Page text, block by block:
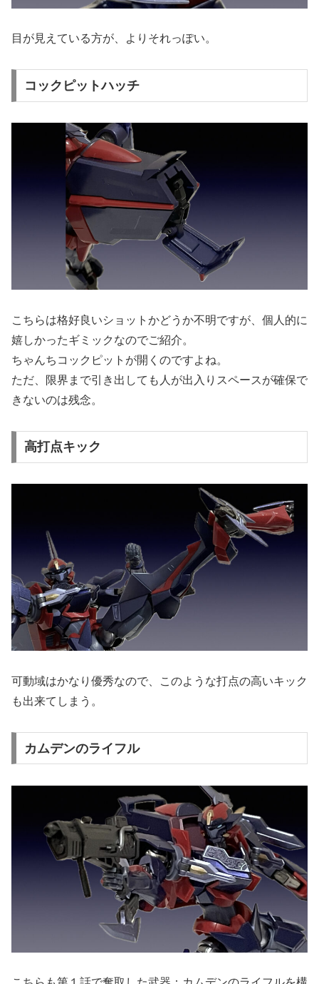
目が見えている方が、よりそれっぽい。
コックピットハッチ
こちらは格好良いショットかどうか不明ですが、個人的に
嬉しかったギミックなのでご紹介。
ちゃんちコックピットが開くのですよね。
ただ、限界まで引き出しても人が出入りスペースが確保で
きないのは残念。
高打点キック
可動域はかなり優秀なので、このような打点の高いキック
も出来てしまう。
カムデンのライフル